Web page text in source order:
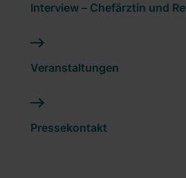
Interview – Chefärztin und
Veranstaltungen
Pressekontakt